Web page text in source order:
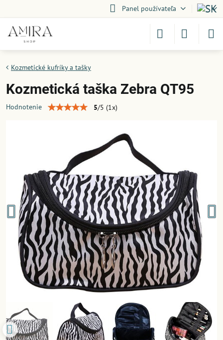
Panel používateľa
Kozmetické kufríky a tašky
Kozmetická taška Zebra QT95
Hodnotenie 5/5 (1x)